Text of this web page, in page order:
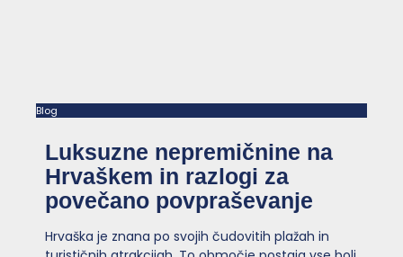
Blog
Luksuzne nepremičnine na
Hrvaškem in razlogi za
povečano povpraševanje
Hrvaška je znana po svojih čudovitih plažah in